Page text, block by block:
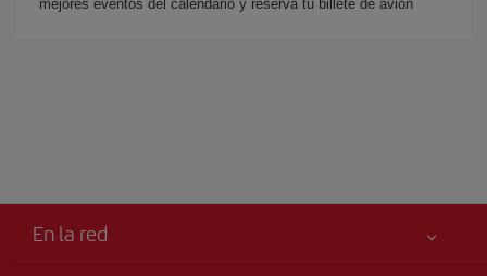
mejores eventos del calendario y reserva tu billete de avión
En la red